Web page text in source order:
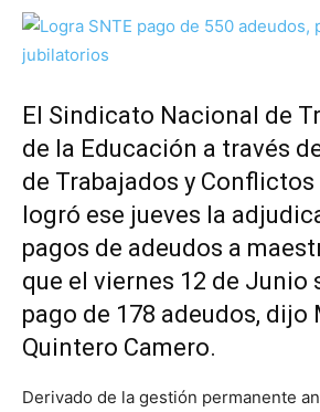
El Sindicato Nacional de
de la Educación a través
de Trabajados y Conflictos
logró ese jueves la
pagos de adeudos a
que el viernes 12 de Junio
pago de 178 adeudos, dijo
Quintero Camero.
Derivado de la gestión permanente